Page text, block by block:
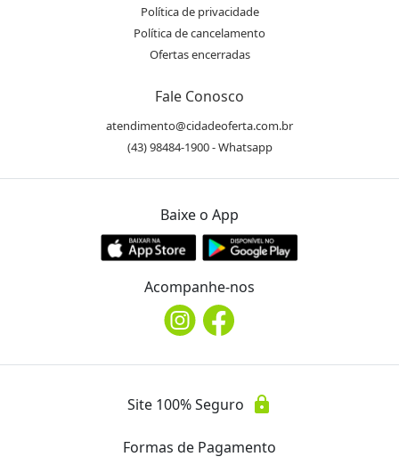
Política de privacidade
Política de cancelamento
Ofertas encerradas
Fale Conosco
atendimento@cidadeoferta.com.br
(43) 98484-1900 - Whatsapp
Baixe o App
Acompanhe-nos
Site 100% Seguro lock
Formas de Pagamento